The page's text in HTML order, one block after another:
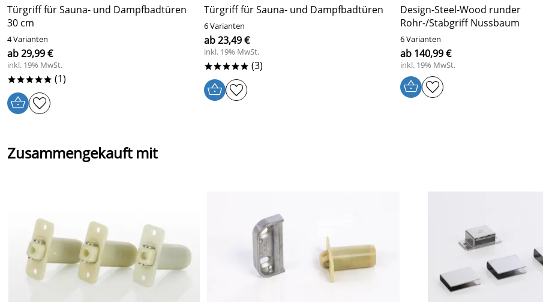
Türgriff für Sauna- und Dampfbadtüren
30 cm
4 Varianten
ab 29,99 €
inkl. 19% MwSt.
***** (1)
Türgriff für Sauna- und Dampfbadtüren
6 Varianten
ab 23,49 €
inkl. 19% MwSt.
***** (3)
Design-Steel-Wood runder
Rohr-/Stabgriff Nussbaum
6 Varianten
ab 140,99 €
inkl. 19% MwSt.
Zusammengekauft mit